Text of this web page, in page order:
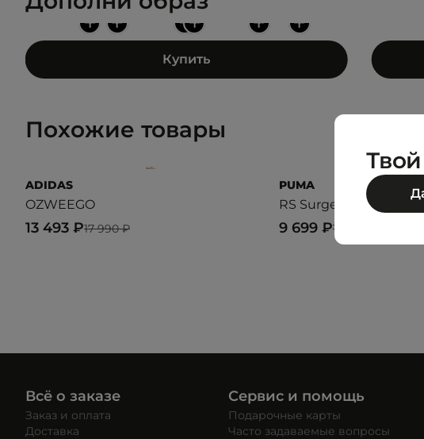
+
+
+ + +
+
Купить
Похожие товары
ADIDAS
OZWEEGO
17 990 ₽
13 493 ₽
PUMA
RS Surge
14 990 ₽
9 699 ₽
Всё о заказе
Заказ и оплата
Доставка
Сервис и помощь
Подарочные карты
Часто задаваемые вопросы